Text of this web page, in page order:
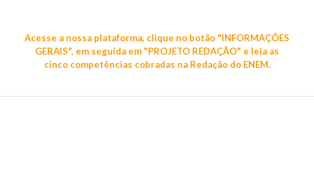
Acesse a nossa plataforma, clique no botão "INFORMAÇÕES
GERAIS", em seguida em "PROJETO REDAÇÃO" e leia as
cinco competências cobradas na Redação do ENEM.